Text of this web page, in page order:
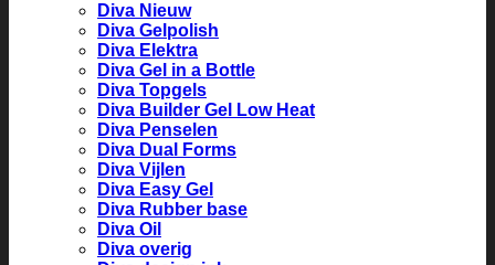
Diva Nieuw
Diva Gelpolish
Diva Elektra
Diva Gel in a Bottle
Diva Topgels
Diva Builder Gel Low Heat
Diva Penselen
Diva Dual Forms
Diva Vijlen
Diva Easy Gel
Diva Rubber base
Diva Oil
Diva overig